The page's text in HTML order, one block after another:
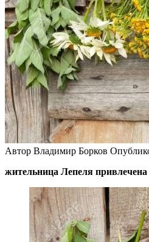
Автор Владимир Борков
жительница Лепеля